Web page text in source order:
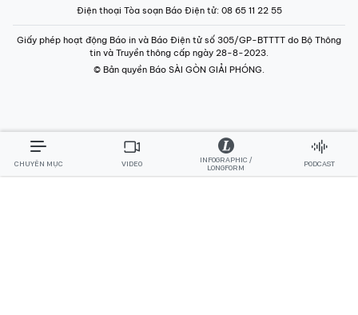
Điện thoại Tòa soạn Báo Điện tử: 08 65 11 22 55
Giấy phép hoạt động Báo in và Báo Điện tử số 305/GP-BTTTT do Bộ Thông
tin và Truyền thông cấp ngày 28-8-2023.
© Bản quyền Báo SÀI GÒN GIẢI PHÓNG.
CHUYÊN MỤC VIDEO
INFOGRAPHIC /
LONGFORM
PODCAST